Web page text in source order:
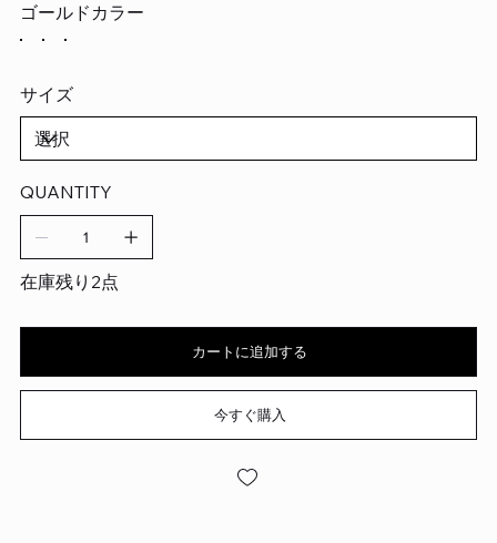
ゴールドカラー
サイズ
QUANTITY
在庫残り2点
カートに追加する
今すぐ購入